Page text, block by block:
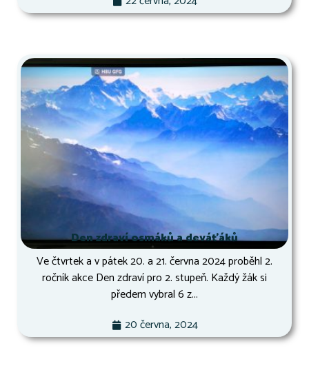
Den zdraví osmáků a deváťáků
Ve čtvrtek a v pátek 20. a 21. června 2024 proběhl 2.
ročník akce Den zdraví pro 2. stupeň. Každý žák si
předem vybral 6 z...
20 června, 2024